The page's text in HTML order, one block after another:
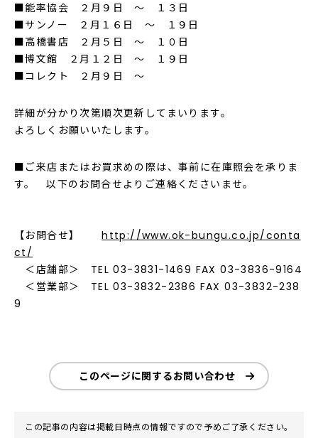
■能率協会 ２月９日 ～ １３日
■サンノー ２月１６日 ～ １９日
■高橋書店 ２月５日 ～ １０日
■博文館 ２月１２日 ～ １９日
■コレクト ２月９日 ～
詳細が分かり次第順次更新してまいります。
よろしくお願いいたします。
■ご来店またはお買求めの際は、事前に在庫照会を承りま
す。 以下のお問合せよりご連絡くださいませ。
【お問合せ】http://www.ok-bungu.co.jp/conta
ct/
＜店舗部＞ TEL 03-3831-1469 FAX 03-3836-9164
＜営業部＞ TEL 03-3832-2386 FAX 03-3832-238
9
このページに関するお問い合わせ
この記事の内容は掲載日時点の情報ですので予めご了承ください。